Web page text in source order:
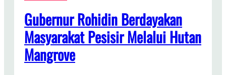
Gubernur Rohidin Berdayakan
Masyarakat Pesisir Melalui Hutan
Mangrove